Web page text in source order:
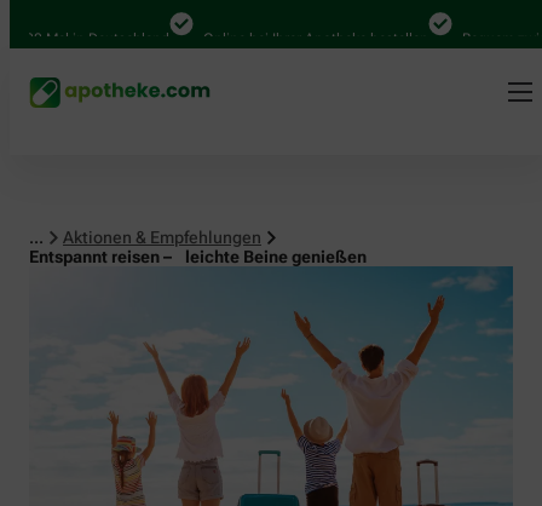
in Deutschland Online bei Ihrer Apotheke bestellen Bequem
...
Aktionen & Empfehlungen
Entspannt reisen – leichte Beine genießen